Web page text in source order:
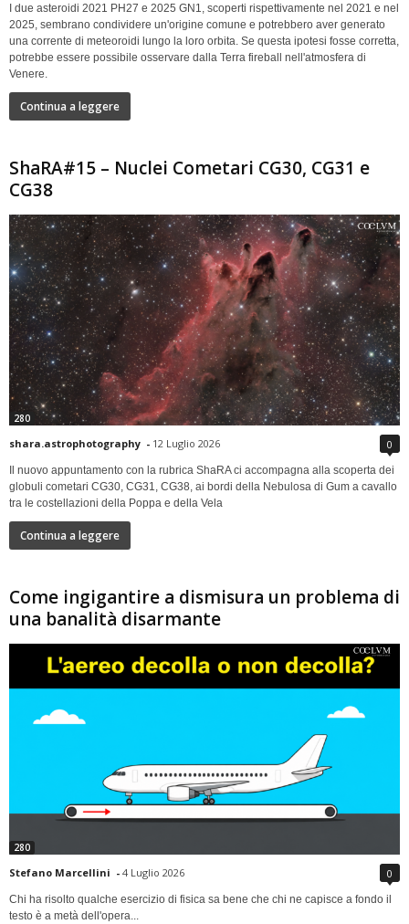
I due asteroidi 2021 PH27 e 2025 GN1, scoperti rispettivamente nel 2021 e nel
2025, sembrano condividere un'origine comune e potrebbero aver generato
una corrente di meteoroidi lungo la loro orbita. Se questa ipotesi fosse corretta,
potrebbe essere possibile osservare dalla Terra fireball nell'atmosfera di
Venere.
Continua a leggere
ShaRA#15 – Nuclei Cometari CG30, CG31 e
CG38
280
shara.astrophotography - 12 Luglio 2026 0
Il nuovo appuntamento con la rubrica ShaRA ci accompagna alla scoperta dei
globuli cometari CG30, CG31, CG38, ai bordi della Nebulosa di Gum a cavallo
tra le costellazioni della Poppa e della Vela
Continua a leggere
Come ingigantire a dismisura un problema di
una banalità disarmante
280
Stefano Marcellini - 4 Luglio 2026 0
Chi ha risolto qualche esercizio di fisica sa bene che chi ne capisce a fondo il
testo è a metà dell'opera...